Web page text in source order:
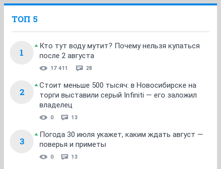
ТОП 5
1
Кто тут воду мутит? Почему нельзя купаться
после 2 августа
17 411 28
2
Стоит меньше 500 тысяч: в Новосибирске на
торги выставили серый Infiniti — его заложил
владелец
0 13
3
Погода 30 июля укажет, каким ждать август —
поверья и приметы
0 13